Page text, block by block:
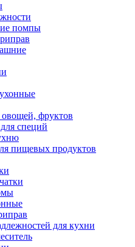
помпы
фруктов
специй
пищевых продуктов
для кухни